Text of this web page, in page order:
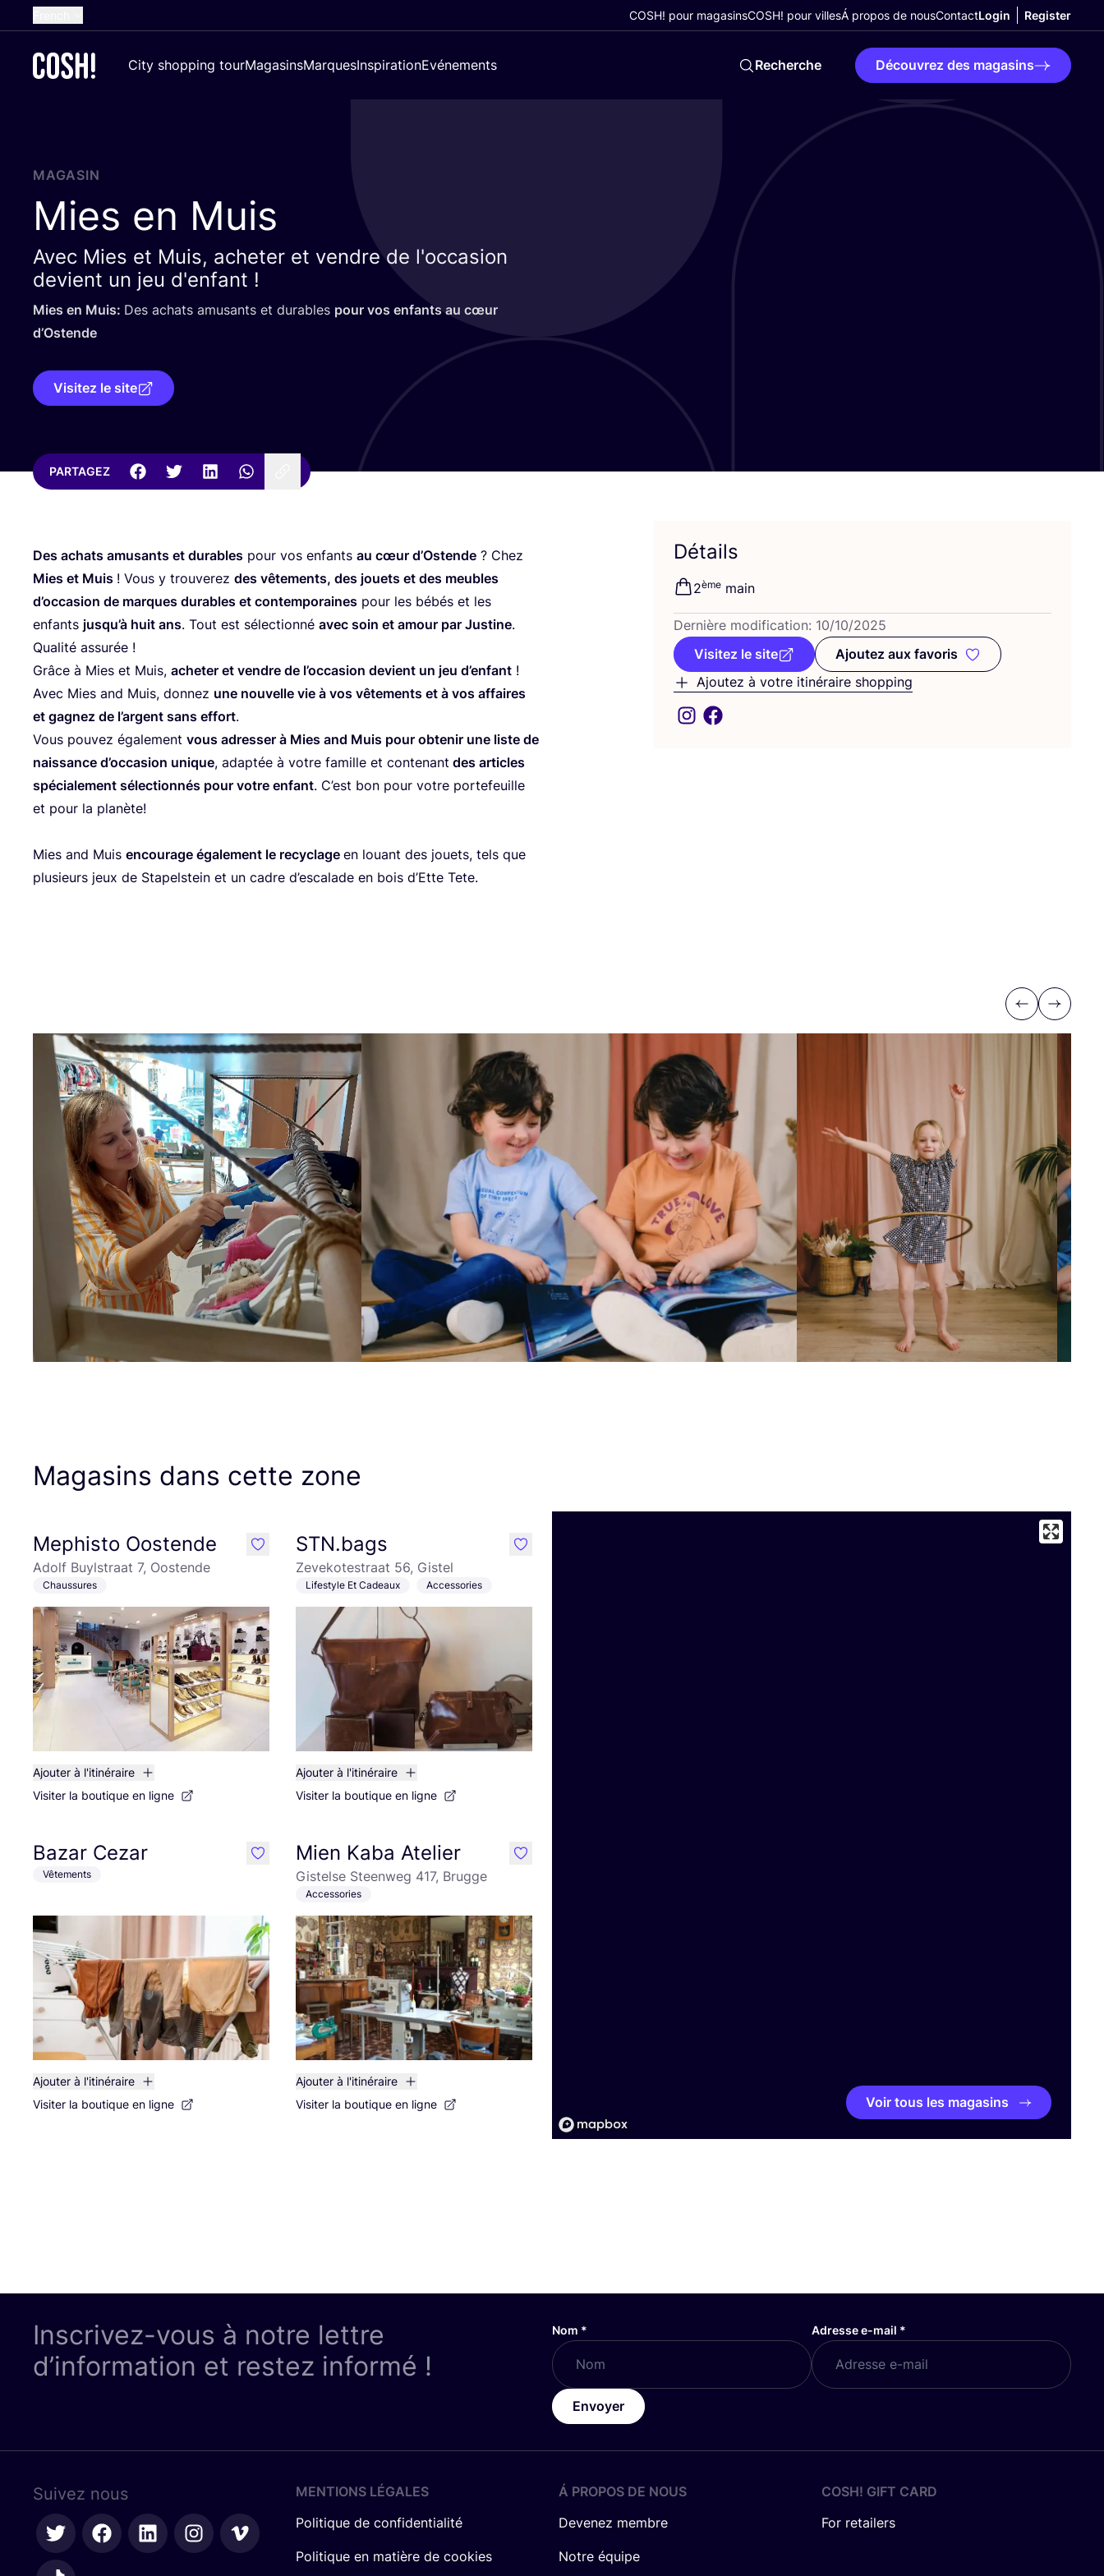
Dutch
Croatian
COSH! pour magasinsCOSH! pour villesÁ propos de nousContactLogin Register
City shopping tourMagasinsMarquesInspirationEvénements Recherche Découvrez des magasins
MAGASIN
Mies en Muis
Avec Mies et Muis, acheter et vendre de l'occasion
devient un jeu d'enfant !
Mies en Muis: Des achats amu­sants et durables pour vos enfants au cœur
d’Ostende
Visitez le site
PARTAGEZ
Des achats amu­sants et durables pour vos enfants au cœur d’Os­tende ? Chez
Mies et Muis ! Vous y trou­ve­rez des vête­ments, des jouets et des meubles
d’oc­ca­sion de marques durables et contem­po­raines pour les bébés et les
enfants jus­qu’à huit ans. Tout est sélec­tion­né avec soin et amour par Jus­tine.
Qua­li­té assurée !
Grâce à Mies et Muis, ache­ter et vendre de l’oc­ca­sion devient un jeu d’en­fant !
Avec Mies and Muis, don­nez une nou­velle vie à vos vête­ments et à vos affaires
et gagnez de l’argent sans effort.
Vous pou­vez éga­le­ment vous adres­ser à Mies and Muis pour obte­nir une liste de
nais­sance d’oc­ca­sion unique, adap­tée à votre famille et conte­nant des articles
spé­cia­le­ment sélec­tion­nés pour votre enfant. C’est bon pour votre por­te­feuille
et pour la planète!
Mies and Muis encou­rage éga­le­ment le recy­clage en louant des jouets, tels que
plu­sieurs jeux de Sta­pel­stein et un cadre d’es­ca­lade en bois d’Ette Tete.
Détails
2ème main
Der­nière modi­fi­ca­tion: 10/10/2025
Visitez le site
Ajoutez aux favoris
Ajoutez aux favoris
Ajoutez à votre itinéraire shopping
Previous
Next
Magasins dans cette zone
Mephisto Oostende
Adolf Buylstraat 7, Oostende
Chaussures
Ajouter à l'itinéraire
Visiter la boutique en ligne
like STN.bags
Zevekotestraat 56, Gistel
Lifestyle Et Cadeaux Accessories
Ajouter à l'itinéraire
Visiter la boutique en ligne
like
Bazar Cezar
Vêtements
Ajouter à l'itinéraire
Visiter la boutique en ligne
like Mien Kaba Atelier
Gistelse Steenweg 417, Brugge
Accessories
Ajouter à l'itinéraire
Visiter la boutique en ligne
like
Voir tous les magasins
Inscrivez-vous à notre lettre
d’information et restez informé !
Nom * Adresse e-mail *
Envoyer
Suivez nous
MENTIONS LÉGALES
Politique de confidentialité
Politique en matière de cookies
Á PROPOS DE NOUS
Devenez membre
Notre équipe
COSH! GIFT CARD
For retailers